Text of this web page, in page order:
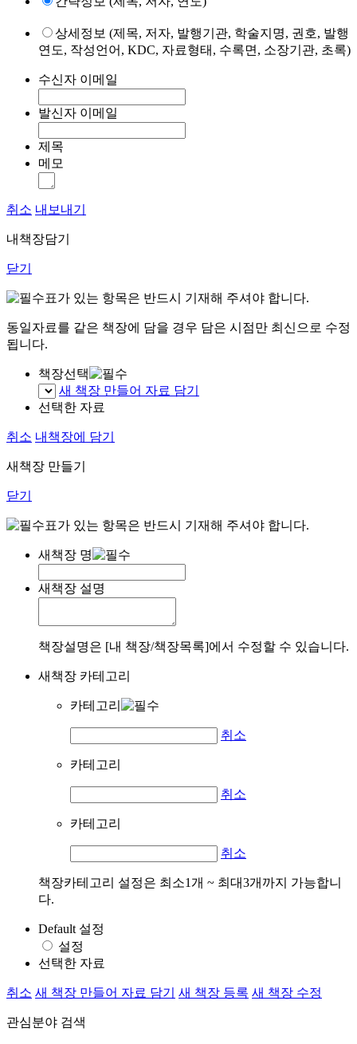
상세정보 (제목, 저자, 발행기관, 학술지명, 권호, 발행
연도, 작성언어, KDC, 자료형태, 수록면, 소장기관, 초록)
수신자 이메일
발신자 이메일
제목
메모
취소 내보내기
내책장담기
닫기
표가 있는 항목은 반드시 기재해 주셔야 합니다.
동일자료를 같은 책장에 담을 경우 담은 시점만 최신으로 수정
됩니다.
책장선택
새 책장 만들어 자료 담기
선택한 자료
취소 내책장에 담기
새책장 만들기
닫기
표가 있는 항목은 반드시 기재해 주셔야 합니다.
새책장 명
새책장 설명
책장설명은 [내 책장/책장목록]에서 수정할 수 있습니다.
새책장 카테고리
카테고리
취소
카테고리
취소
카테고리
취소
책장카테고리 설정은 최소1개 ~ 최대3개까지 가능합니
다.
Default 설정
설정
선택한 자료
취소 새 책장 만들어 자료 담기 새 책장 등록 새 책장 수정
관심분야 검색